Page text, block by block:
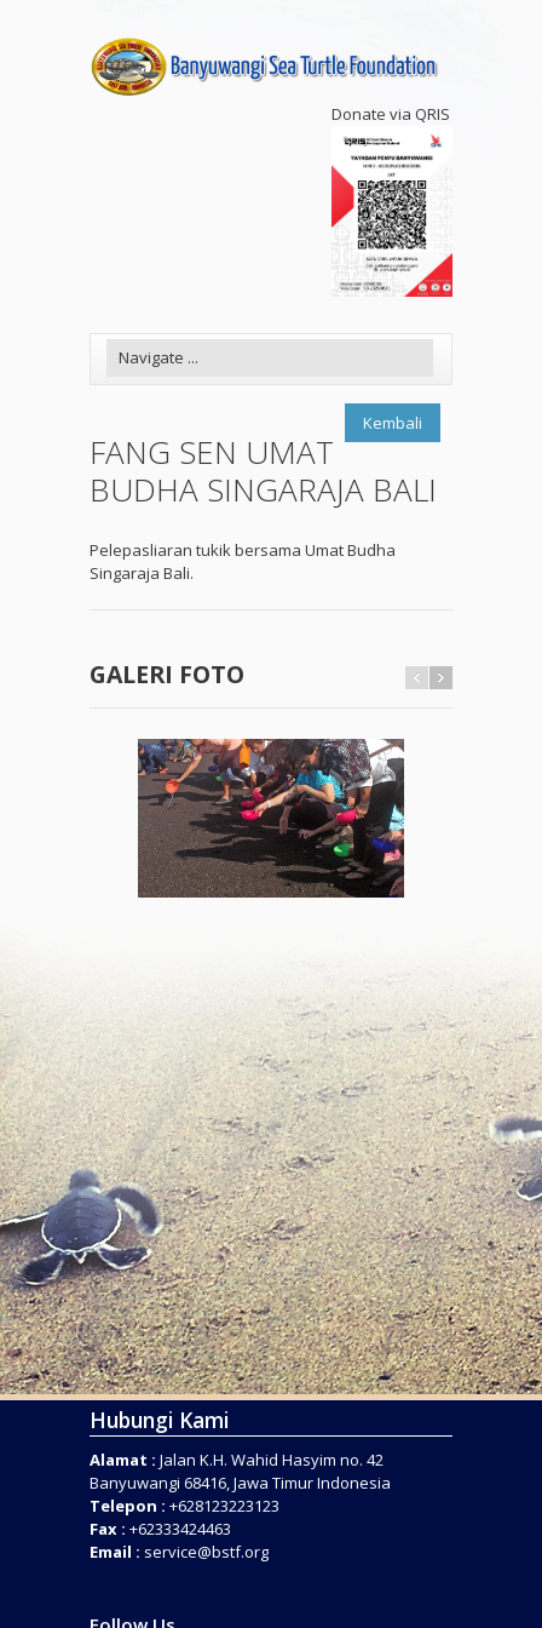
Donate via QRIS
Kembali
FANG SEN UMAT
BUDHA SINGARAJA BALI
Pelepasliaran tukik bersama Umat Budha
Singaraja Bali.
GALERI FOTO
Hubungi Kami
Alamat : Jalan K.H. Wahid Hasyim no. 42
Banyuwangi 68416, Jawa Timur Indonesia
Telepon : +628123223123
Fax : +62333424463
Email : service@bstf.org